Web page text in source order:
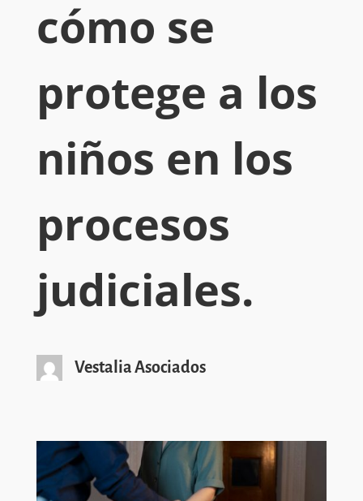
cómo se
protege a los
niños en los
procesos
judiciales.
Vestalia Asociados